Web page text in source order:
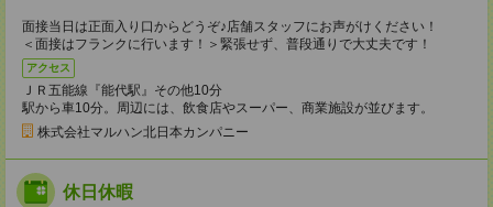
面接当日は正面入り口からどうぞ♪店舗スタッフにお声がけください！
＜面接はフランクに行います！＞緊張せず、普段通りで大丈夫です！
アクセス
ＪＲ五能線『能代駅』その他10分
駅から車10分。周辺には、飲食店やスーパー、商業施設が並びます。
株式会社マルハン北日本カンパニー
休日休暇